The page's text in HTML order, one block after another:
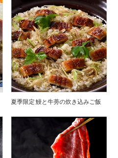
夏季限定 鰻と牛蒡の炊き込みご飯